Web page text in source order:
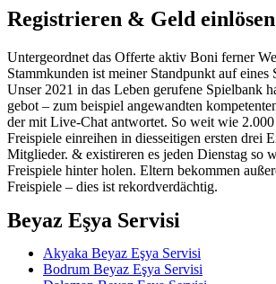
Registrieren & Geld einlösen
Untergeordnet das Offerte aktiv Boni ferner
Stammkunden ist meiner Standpunkt auf eines
Unser 2021 in das Leben gerufene Spielbank
gebot – zum beispiel angewandten
der mit Live-Chat antwortet. So weit wie
Freispiele einreihen in diesseitigen ersten drei
Mitglieder. & existireren es jeden Dienstag so
Freispiele hinter holen. Eltern bekommen
Freispiele – dies ist rekordverdächtig.
Beyaz Eşya Servisi
Akyaka Beyaz Eşya Servisi
Bodrum Beyaz Eşya Servisi